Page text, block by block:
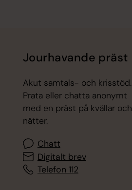
Jourhavande präst
Akut samtals- och krisstöd.
Prata eller chatta anonymt
med en präst på kvällar och
nätter.
Chatt
Digitalt brev
Telefon 112